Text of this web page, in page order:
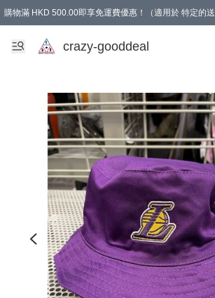
購物滿 HKD 500.00即享免運費優惠！（適用於 特定的
成為會員可享免費禮品
crazy-gooddeal